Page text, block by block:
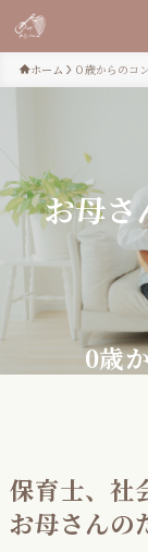
ホーム ０歳からのコ
お母さ
0歳
保育士、社
お母さんの